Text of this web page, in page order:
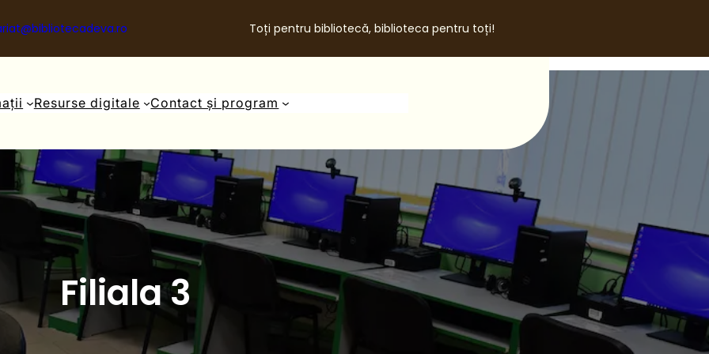
Toți pentru bibliotecă, biblioteca pentru toți!
Resurse digitale Contact și program
Filiala 3